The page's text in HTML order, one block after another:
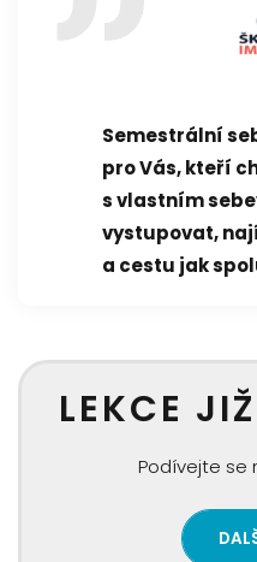
Semestrální
pro Vás, kteří
s vlastním
vystupovat,
a cestu jak
LEKCE
Podívejte se